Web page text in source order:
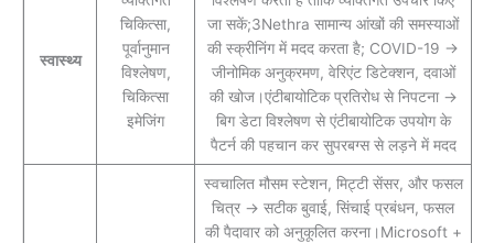
स्वास्थ्य
चिकित्सा,
पूर्वानुमान
विश्लेषण,
चिकित्सा
इमेजिंग
जा सकें;3Nethra सामान्य आंखों की समस्याओं
की स्क्रीनिंग में मदद करता है; COVID-19 →
जीनोमिक अनुक्रमण, वेरिएंट डिटेक्शन, दवाओं
की खोज।एंटीबायोटिक प्रतिरोध से निपटना →
बिग डेटा विश्लेषण से एंटीबायोटिक उपयोग के
पैटर्न की पहचान कर सुपरबग्स से लड़ने में मदद
स्वचालित मौसम स्टेशन, मिट्टी सेंसर, और फसल
चित्र → सटीक बुवाई, सिंचाई प्रबंधन, फसल
की पैदावार को अनुकूलित करना।Microsoft +